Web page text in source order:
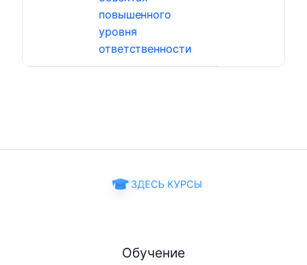
повышенного
уровня
ответственности
Обучение